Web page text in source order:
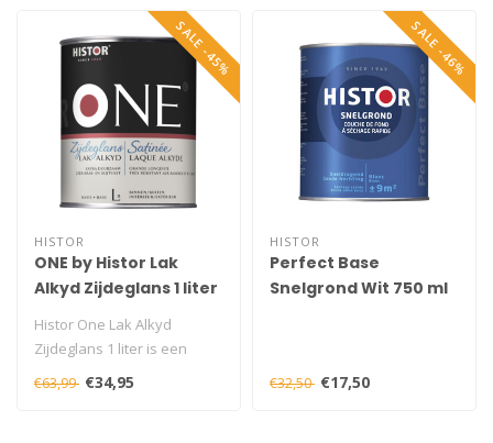
SALE -45%
HISTOR
ONE by Histor Lak
Alkyd Zijdeglans 1 liter
Histor One Lak Alkyd
Zijdeglans 1 liter is een
duurzame zijdeglans lak
voor hout..
€63,99 €34,95
SALE -46%
HISTOR
Perfect Base
Snelgrond Wit 750 ml
€32,50 €17,50